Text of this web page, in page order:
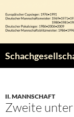
Inhalt
springen
II. MANNSCHAFT
Zweite